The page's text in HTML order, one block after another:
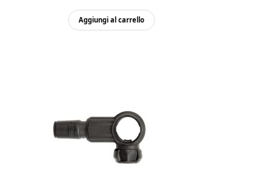
Aggiungi al carrello